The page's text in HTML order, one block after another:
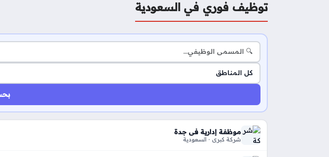
توظيف فوري في السعودية
موظفة إدارية في جدة
شركة كبري · السعودية